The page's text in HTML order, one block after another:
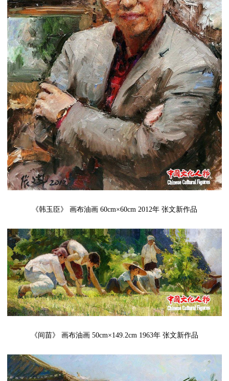
《韩玉臣》 画布油画 60cm×60cm 2012年 张文新作品
《间苗》 画布油画 50cm×149.2cm 1963年 张文新作品